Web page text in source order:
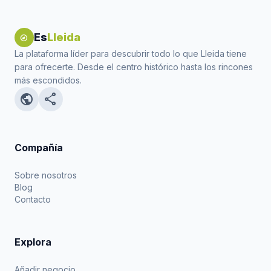
explore EsLleida
La plataforma líder para descubrir todo lo que Lleida tiene
para ofrecerte. Desde el centro histórico hasta los rincones
más escondidos.
public share
Compañía
Sobre nosotros
Blog
Contacto
Explora